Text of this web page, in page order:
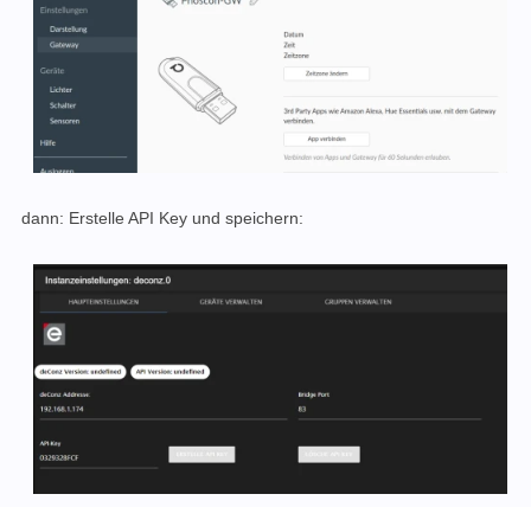
dann: Erstelle API Key und speichern: